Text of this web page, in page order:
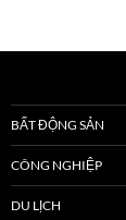
BẤT ĐỘNG SẢN
CÔNG NGHIỆP
DU LỊCH